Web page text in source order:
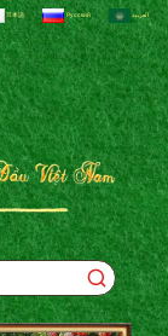
日本語 Русский العربية